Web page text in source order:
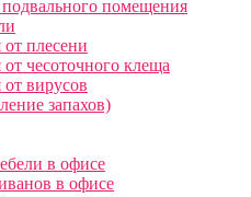
помещения
плесени
чесоточного клеща
вирусов
запахов)
в офисе
в офисе